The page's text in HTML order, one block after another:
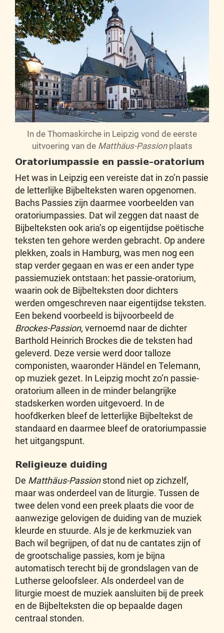
In de Thomaskirche in Leipzig vond de eerste
uitvoering van de Matthäus-Passionplaats
Oratoriumpassie en passie-oratorium
Het was in Leipzig een vereiste dat in zo’n passie
de letterlijke Bijbelteksten waren opgenomen.
Bachs Passies zijn daarmee voorbeelden van
oratoriumpassies. Dat wil zeggen dat naast de
Bijbelteksten ook aria’s op eigentijdse poëtische
teksten ten gehore werden gebracht. Op andere
plekken, zoals in Hamburg, was men nog een
stap verder gegaan en was er een ander type
passiemuziek ontstaan: het passie-oratorium,
waarin ook de Bijbelteksten door dichters
werden omgeschreven naar eigentijdse teksten.
Een bekend voorbeeld is bijvoorbeeld de
Brockes-Passion, vernoemd naar de dichter
Barthold Heinrich Brockes die de teksten had
geleverd. Deze versie werd door talloze
componisten, waaronder Händel en Telemann,
op muziek gezet. In Leipzig mocht zo’n passie-
oratorium alleen in de minder belangrijke
stadskerken worden uitgevoerd. In de
hoofdkerken bleef de letterlijke Bijbeltekst de
standaard en daarmee bleef de oratoriumpassie
het uitgangspunt.
Religieuze duiding
De Matthäus-Passionstond niet op zichzelf,
maar was onderdeel van de liturgie. Tussen de
twee delen vond een preek plaats die voor de
aanwezige gelovigen de duiding van de muziek
kleurde en stuurde. Als je de kerkmuziek van
Bach wil begrijpen, of dat nu de cantates zijn of
de grootschalige passies, kom je bijna
automatisch terecht bij de grondslagen van de
Lutherse geloofsleer. Als onderdeel van de
liturgie moest de muziek aansluiten bij de preek
en de Bijbelteksten die op bepaalde dagen
centraal stonden.